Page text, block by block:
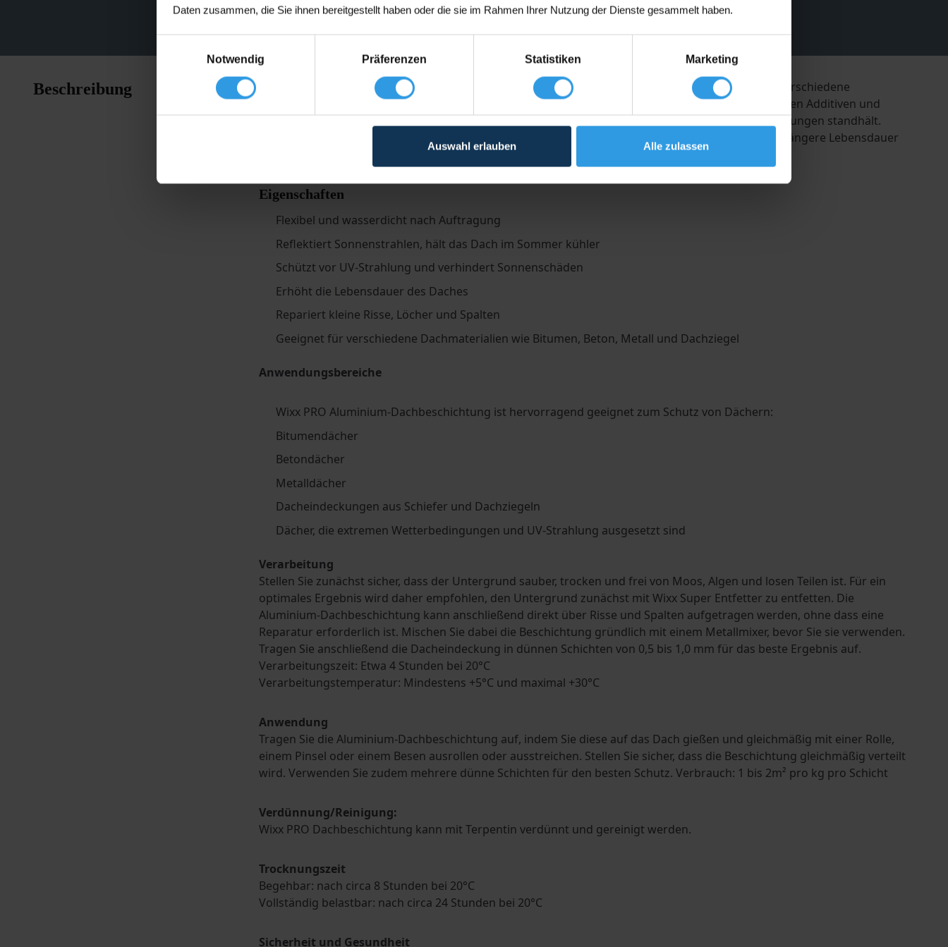
Daten zusammen, die Sie ihnen bereitgestellt haben oder die sie im Rahmen Ihrer Nutzung der Dienste gesammelt haben.
Notwendig
Präferenzen Statistiken Marketing
Auswahl erlauben Alle zulassen
Beschreibung
Wixx PRO Aluminium-Dachbeschichtung bietet eine ausgezeichnete wasserdichte Oberfläche für verschiedene
Dachmaterialien. Diese hochwertige Aluminium-Dachbeschichtung, basierend auf Bitumen, speziellen Additiven und
Aluminiumpartikeln, schafft nämlich eine reflektierende und flexible Schicht, die allen Wetterbedingungen standhält.
Daher schützt die Dacheindeckung zudem nicht nur vor Feuchtigkeit, sondern sorgt auch für eine längere Lebensdauer
Ihres Daches, indem sie Sonnenstrahlen reflektiert und das Dach im Sommer kühl hält.
Eigenschaften
Flexibel und wasserdicht nach Auftragung
Reflektiert Sonnenstrahlen, hält das Dach im Sommer kühler
Schützt vor UV-Strahlung und verhindert Sonnenschäden
Erhöht die Lebensdauer des Daches
Repariert kleine Risse, Löcher und Spalten
Geeignet für verschiedene Dachmaterialien wie Bitumen, Beton, Metall und Dachziegel
Anwendungsbereiche
Wixx PRO Aluminium-Dachbeschichtung ist hervorragend geeignet zum Schutz von Dächern:
Bitumendächer
Betondächer
Metalldächer
Dacheindeckungen aus Schiefer und Dachziegeln
Dächer, die extremen Wetterbedingungen und UV-Strahlung ausgesetzt sind
Verarbeitung
Stellen Sie zunächst sicher, dass der Untergrund sauber, trocken und frei von Moos, Algen und losen Teilen ist. Für ein
optimales Ergebnis wird daher empfohlen, den Untergrund zunächst mit Wixx Super Entfetter zu entfetten. Die
Aluminium-Dachbeschichtung kann anschließend direkt über Risse und Spalten aufgetragen werden, ohne dass eine
Reparatur erforderlich ist. Mischen Sie dabei die Beschichtung gründlich mit einem Metallmixer, bevor Sie sie verwenden.
Tragen Sie anschließend die Dacheindeckung in dünnen Schichten von 0,5 bis 1,0 mm für das beste Ergebnis auf.
Verarbeitungszeit: Etwa 4 Stunden bei 20°C
Verarbeitungstemperatur: Mindestens +5°C und maximal +30°C
Anwendung
Tragen Sie die Aluminium-Dachbeschichtung auf, indem Sie diese auf das Dach gießen und gleichmäßig mit einer Rolle,
einem Pinsel oder einem Besen ausrollen oder ausstreichen. Stellen Sie sicher, dass die Beschichtung gleichmäßig verteilt
wird. Verwenden Sie zudem mehrere dünne Schichten für den besten Schutz. Verbrauch: 1 bis 2m² pro kg pro Schicht
Verdünnung/Reinigung:
Wixx PRO Dachbeschichtung kann mit Terpentin verdünnt und gereinigt werden.
Trocknungszeit
Begehbar: nach circa 8 Stunden bei 20°C
Vollständig belastbar: nach circa 24 Stunden bei 20°C
Sicherheit und Gesundheit